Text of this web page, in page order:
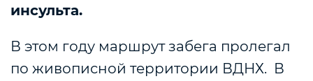
инсульта.
В этом году маршрут забега пролегал
по живописной территории ВДНХ. В